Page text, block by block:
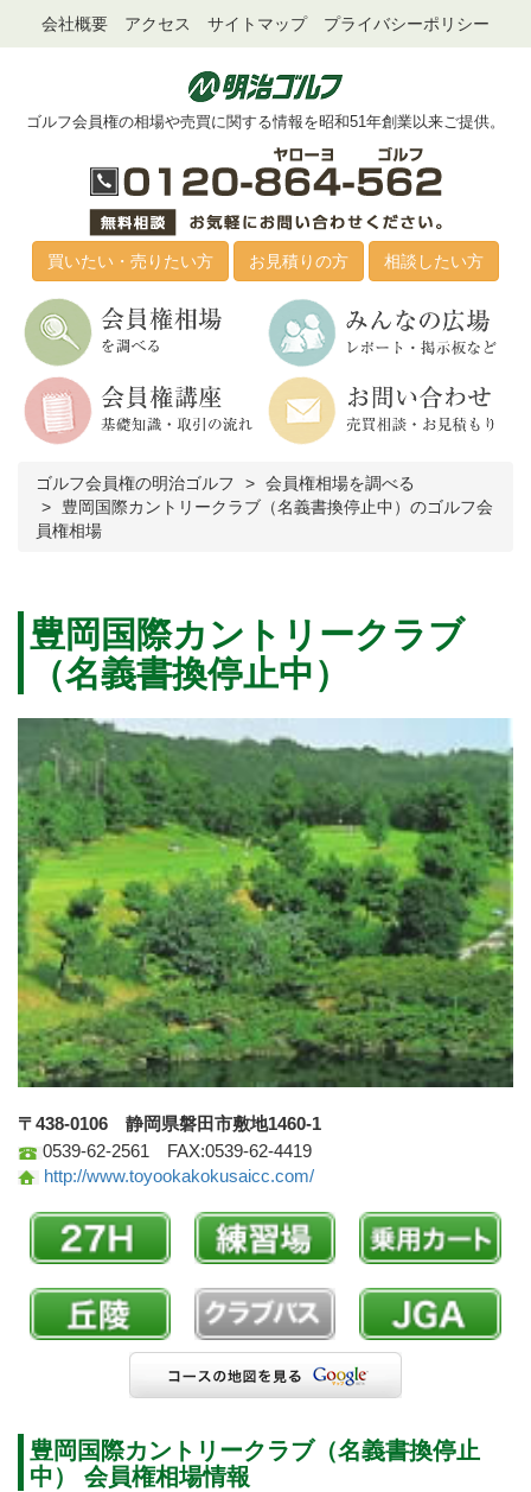
会社概要 アクセス サイトマップ プライバシーポリシー
ゴルフ会員権の相場や売買に関する情報を昭和51年創業以来ご提供。
買いたい・売りたい方 お見積りの方 相談したい方
ゴルフ会員権の明治ゴルフ
会員権相場を調べる
豊岡国際カントリークラブ（名義書換停止中）のゴルフ会
員権相場
豊岡国際カントリークラブ
（名義書換停止中）
〒438-0106 静岡県磐田市敷地1460-1
0539-62-2561 FAX:0539-62-4419
http://www.toyookakokusaicc.com/
豊岡国際カントリークラブ（名義書換停止
中） 会員権相場情報